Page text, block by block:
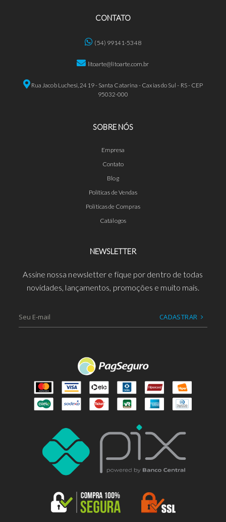
CONTATO
(54) 99141-5348
litoarte@litoarte.com.br
Rua Jacob Luchesi, 2419 - Santa Catarina - Caxias do Sul - RS - CEP
95032-000
SOBRE NÓS
Empresa
Contato
Blog
Políticas de Vendas
Políticas de Compras
Catálogos
NEWSLETTER
Assine nossa newsletter e fique por dentro de todas
novidades, lançamentos, promoções e muito mais.
CADASTRAR